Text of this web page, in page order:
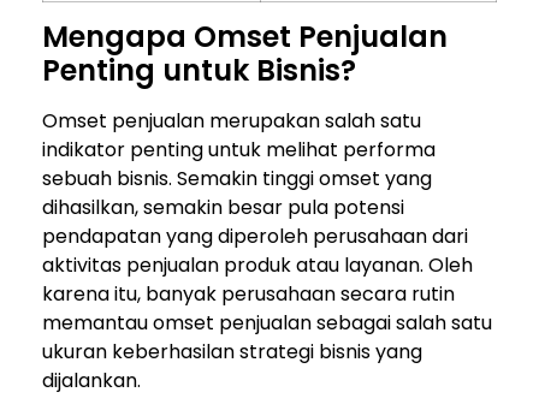
Mengapa Omset Penjualan
Penting untuk Bisnis?
Omset penjualan merupakan salah satu
indikator penting untuk melihat performa
sebuah bisnis. Semakin tinggi omset yang
dihasilkan, semakin besar pula potensi
pendapatan yang diperoleh perusahaan dari
aktivitas penjualan produk atau layanan. Oleh
karena itu, banyak perusahaan secara rutin
memantau omset penjualan sebagai salah satu
ukuran keberhasilan strategi bisnis yang
dijalankan.